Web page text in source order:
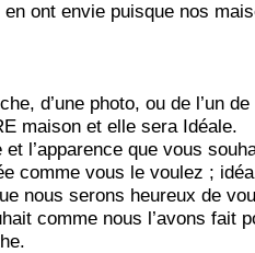
ont envie puisque nos
d’une photo, ou de l’un
maison et elle sera Idéale.
l’apparence que vous
comme vous le voulez ;
nous serons heureux de
comme nous l’avons fait